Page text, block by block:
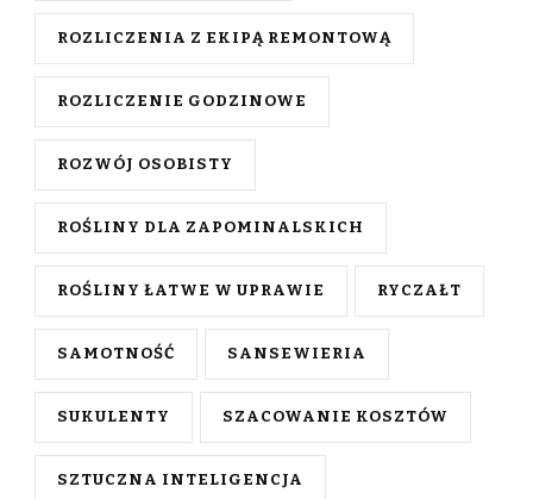
ROZLICZENIA Z EKIPĄ REMONTOWĄ
ROZLICZENIE GODZINOWE
ROZWÓJ OSOBISTY
ROŚLINY DLA ZAPOMINALSKICH
ROŚLINY ŁATWE W UPRAWIE RYCZAŁT
SAMOTNOŚĆ SANSEWIERIA
SUKULENTY SZACOWANIE KOSZTÓW
SZTUCZNA INTELIGENCJA